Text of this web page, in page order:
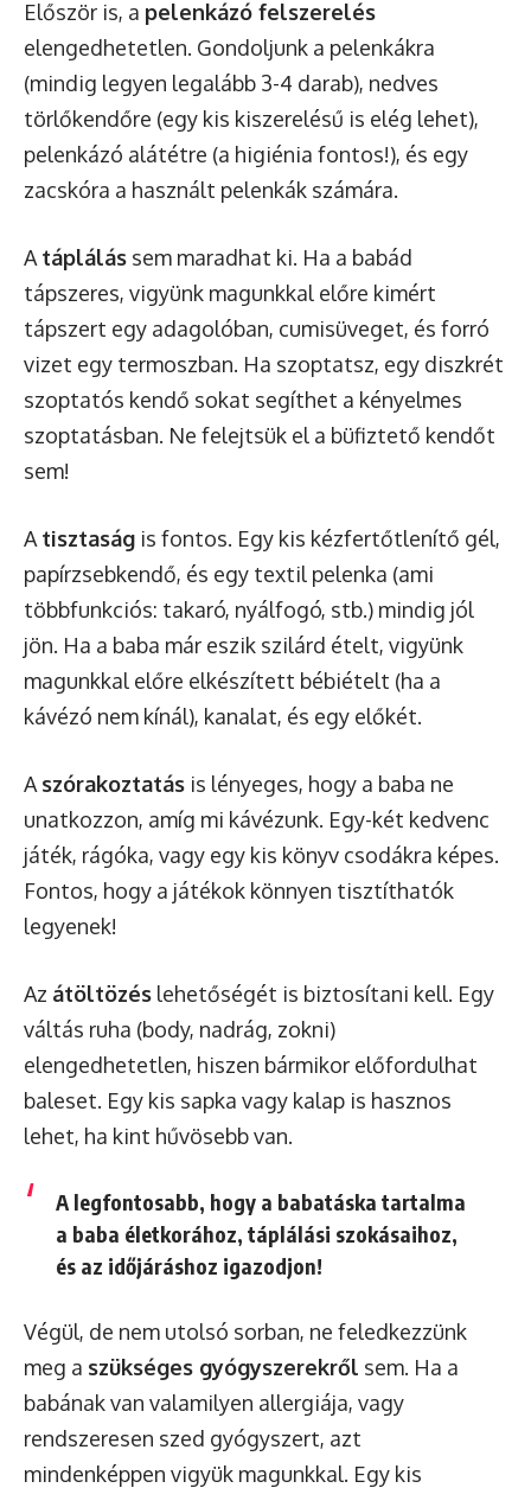
Először is, a pelenkázó felszerelés
elengedhetetlen. Gondoljunk a pelenkákra
(mindig legyen legalább 3-4 darab), nedves
törlőkendőre (egy kis kiszerelésű is elég lehet),
pelenkázó alátétre (a higiénia fontos!), és egy
zacskóra a használt pelenkák számára.
A táplálás sem maradhat ki. Ha a babád
tápszeres, vigyünk magunkkal előre kimért
tápszert egy adagolóban, cumisüveget, és forró
vizet egy termoszban. Ha szoptatsz, egy diszkrét
szoptatós kendő sokat segíthet a kényelmes
szoptatásban. Ne felejtsük el a büfiztető kendőt
sem!
A tisztaság is fontos. Egy kis kézfertőtlenítő gél,
papírzsebkendő, és egy textil pelenka (ami
többfunkciós: takaró, nyálfogó, stb.) mindig jól
jön. Ha a baba már eszik szilárd ételt, vigyünk
magunkkal előre elkészített bébiételt (ha a
kávézó nem kínál), kanalat, és egy előkét.
A szórakoztatás is lényeges, hogy a baba ne
unatkozzon, amíg mi kávézunk. Egy-két kedvenc
játék, rágóka, vagy egy kis könyv csodákra képes.
Fontos, hogy a játékok könnyen tisztíthatók
legyenek!
Az átöltözés lehetőségét is biztosítani kell. Egy
váltás ruha (body, nadrág, zokni)
elengedhetetlen, hiszen bármikor előfordulhat
baleset. Egy kis sapka vagy kalap is hasznos
lehet, ha kint hűvösebb van.
A legfontosabb, hogy a babatáska tartalma
a baba életkorához, táplálási szokásaihoz,
és az időjáráshoz igazodjon!
Végül, de nem utolsó sorban, ne feledkezzünk
meg a szükséges gyógyszerekről sem. Ha a
babának van valamilyen allergiája, vagy
rendszeresen szed gyógyszert, azt
mindenképpen vigyük magunkkal. Egy kis